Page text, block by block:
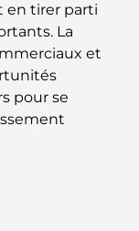
en tirer parti
La
et
pour se